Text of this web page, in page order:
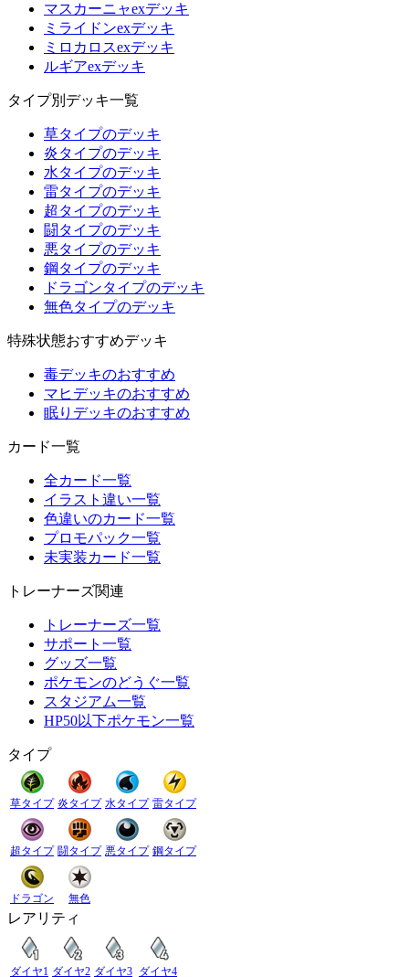
マスカーニャexデッキ
ミライドンexデッキ
ミロカロスexデッキ
ルギアexデッキ
タイプ別デッキ一覧
草タイプのデッキ
炎タイプのデッキ
水タイプのデッキ
雷タイプのデッキ
超タイプのデッキ
闘タイプのデッキ
悪タイプのデッキ
鋼タイプのデッキ
ドラゴンタイプのデッキ
無色タイプのデッキ
特殊状態おすすめデッキ
毒デッキのおすすめ
マヒデッキのおすすめ
眠りデッキのおすすめ
カード一覧
全カード一覧
イラスト違い一覧
色違いのカード一覧
プロモパック一覧
未実装カード一覧
トレーナーズ関連
トレーナーズ一覧
サポート一覧
グッズ一覧
ポケモンのどうぐ一覧
スタジアム一覧
HP50以下ポケモン一覧
タイプ
草タイプ 炎タイプ 水タイプ 雷タイプ
超タイプ 闘タイプ 悪タイプ 鋼タイプ
ドラゴン 無色
レアリティ
ダイヤ1 ダイヤ2 ダイヤ3 ダイヤ4